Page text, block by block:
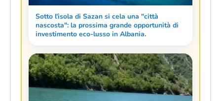
Sotto l'isola di Sazan si cela una "città
nascosta": la prossima grande opportunità di
investimento eco-lusso in Albania.